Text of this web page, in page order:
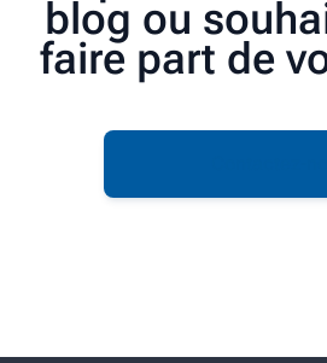
blog ou
faire part de